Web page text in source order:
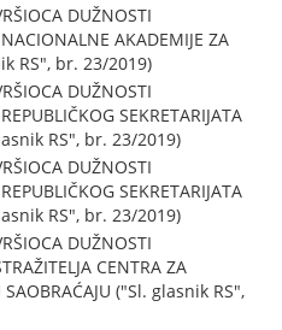
DUŽNOSTI
AKADEMIJE ZA
RS", br. 23/2019)
DUŽNOSTI
SEKRETARIJATA
RS", br. 23/2019)
DUŽNOSTI
SEKRETARIJATA
RS", br. 23/2019)
DUŽNOSTI
CENTRA ZA
SAOBRAĆAJU ("Sl. glasnik RS",